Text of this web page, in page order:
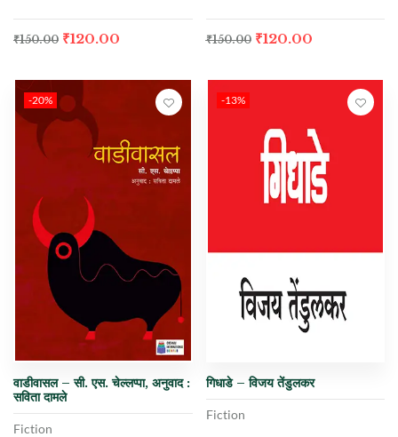
₹150.00 ₹120.00 ₹150.00 ₹120.00
-20%
वाडीवासल – सी. एस. चेल्लप्पा, अनुवाद :
सविता दामले
Fiction
-13%
गिधाडे – विजय तेंडुलकर
Fiction